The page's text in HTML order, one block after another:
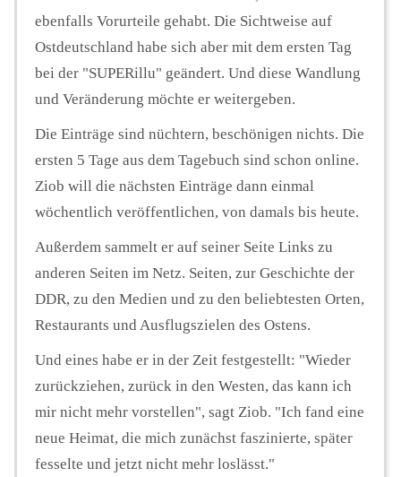
ebenfalls Vorurteile gehabt. Die Sichtweise auf
Ostdeutschland habe sich aber mit dem ersten Tag
bei der "SUPERillu" geändert. Und diese Wandlung
und Veränderung möchte er weitergeben.
Die Einträge sind nüchtern, beschönigen nichts. Die
ersten 5 Tage aus dem Tagebuch sind schon online.
Ziob will die nächsten Einträge dann einmal
wöchentlich veröffentlichen, von damals bis heute.
Außerdem sammelt er auf seiner Seite Links zu
anderen Seiten im Netz. Seiten, zur Geschichte der
DDR, zu den Medien und zu den beliebtesten Orten,
Restaurants und Ausflugszielen des Ostens.
Und eines habe er in der Zeit festgestellt: "Wieder
zurückziehen, zurück in den Westen, das kann ich
mir nicht mehr vorstellen", sagt Ziob. "Ich fand eine
neue Heimat, die mich zunächst faszinierte, später
fesselte und jetzt nicht mehr loslässt."